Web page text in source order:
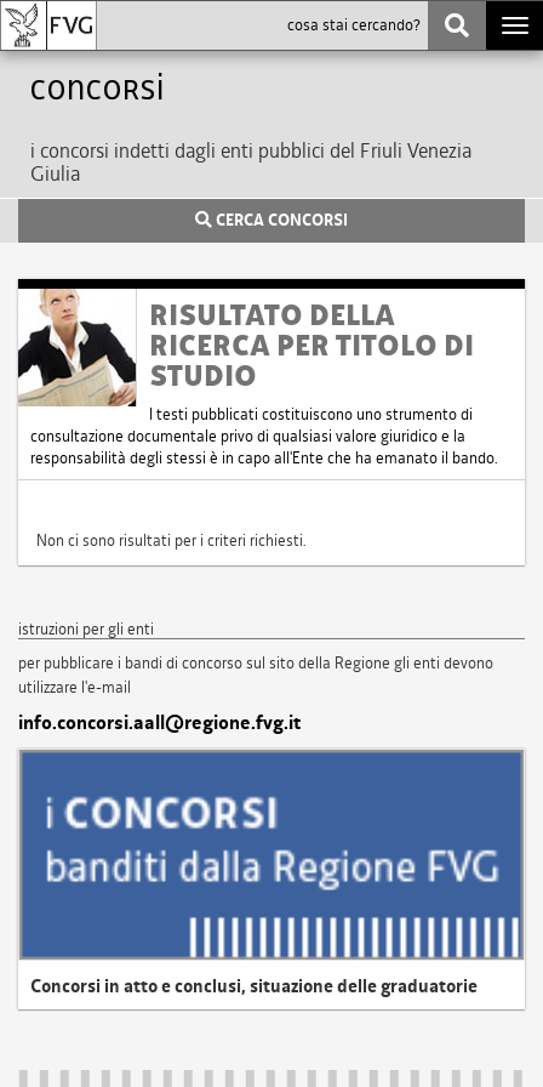
Concorsi
i concorsi indetti dagli enti pubblici del Friuli Venezia
Giulia
CERCA CONCORSI
RISULTATO DELLA
RICERCA PER TITOLO DI
STUDIO
I testi pubblicati costituiscono uno strumento di
consultazione documentale privo di qualsiasi valore giuridico e la
responsabilità degli stessi è in capo all'Ente che ha emanato il bando.
Non ci sono risultati per i criteri richiesti.
istruzioni per gli enti
per pubblicare i bandi di concorso sul sito della Regione gli enti devono
utilizzare l'e-mail
info.concorsi.aall@regione.fvg.it
Concorsi in atto e conclusi, situazione delle graduatorie